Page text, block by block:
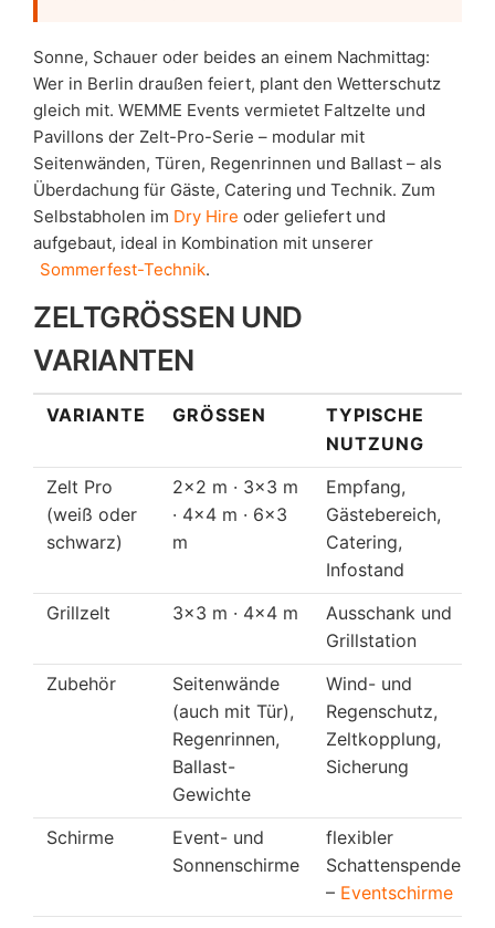
Sonne, Schauer oder beides an einem Nachmittag:
Wer in Berlin draußen feiert, plant den Wetterschutz
gleich mit. WEMME Events vermietet Faltzelte und
Pavillons der Zelt-Pro-Serie – modular mit
Seitenwänden, Türen, Regenrinnen und Ballast – als
Überdachung für Gäste, Catering und Technik. Zum
Selbstabholen im Dry Hire oder geliefert und
aufgebaut, ideal in Kombination mit unserer
Sommerfest-Technik.
ZELTGRÖSSEN UND V
ARIANTEN
VARIANTE GRÖSSEN
TYPISCHE
NUTZUNG
Zelt Pro
(weiß oder
schwarz)
2×2 m · 3×3 m
· 4×4 m · 6×3
m
Empfang,
Gästebereich,
Catering,
Infostand
Grillzelt
3×3 m · 4×4 m
Ausschank und
Grillstation
Zubehör
Seitenwände
(auch mit Tür),
Regenrinnen,
Ballast-
Gewichte
Wind- und
Regenschutz,
Zeltkopplung,
Sicherung
Schirme
Event- und
Sonnenschirme
flexibler
Schattenspender
– Eventschirme